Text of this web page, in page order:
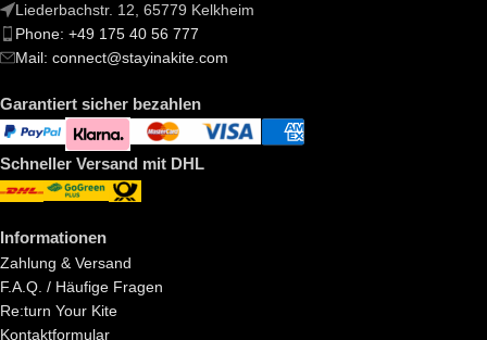
Liederbachstr. 12, 65779 Kelkheim
Phone: +49 175 40 56 777
Mail: connect@stayinakite.com
Garantiert sicher bezahlen
Schneller Versand mit DHL
Informationen
Zahlung & Versand
F.A.Q. / Häufige Fragen
Re:turn Your Kite
Kontaktformular